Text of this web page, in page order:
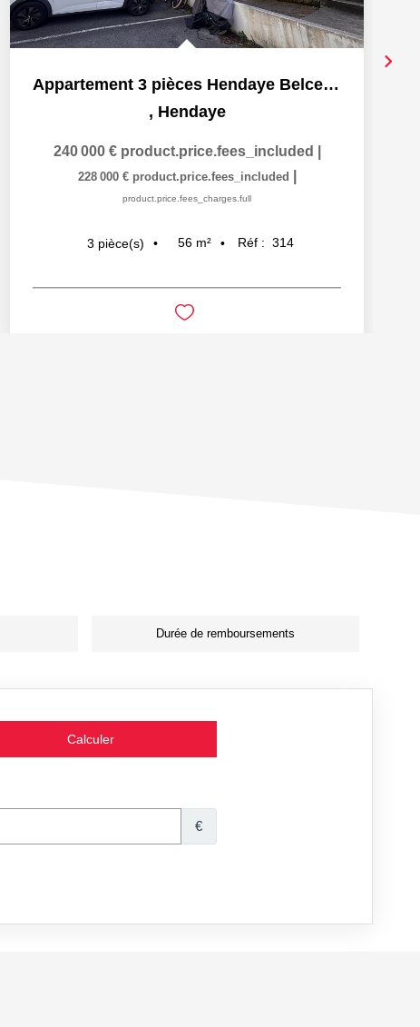
Appartement 3 pièces Hendaye Belcenia
, Hendaye
240 000 € product.price.fees_included
228 000 € product.price.fees_included
product.price.fees_charges.full
3 pièce(s) 56 m² Réf : 314
Durée de remboursements